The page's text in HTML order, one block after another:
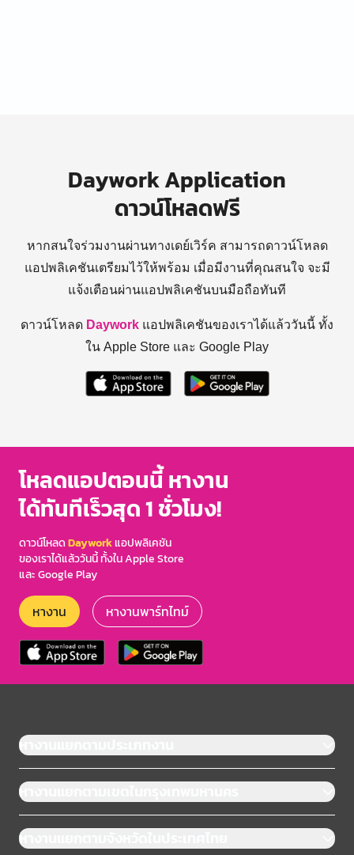
Daywork Application
ดาวน์โหลดฟรี
หากสนใจร่วมงานผ่านทางเดย์เวิร์ค สามารถดาวน์โหลด
แอปพลิเคชันเตรียมไว้ให้พร้อม เมื่อมีงานที่คุณสนใจ จะมี
แจ้งเตือนผ่านแอปพลิเคชันบนมือถือทันที
ดาวน์โหลด Daywork แอปพลิเคชันของเราได้แล้ววันนี้ ทั้ง
ใน Apple Store และ Google Play
โหลดแอปตอนนี้ หางาน
ได้ทันทีเร็วสุด 1 ชั่วโมง!
ดาวน์โหลดDayworkแอปพลิเคชัน
ของเราได้แล้ววันนี้ ทั้งใน Apple Store
และ Google Play
หางาน หางานพาร์ทไทม์
หางานแยกตามประเภทงาน
หางานแยกตามเขตในกรุงเทพมหานคร
หางานแยกตามจังหวัดในประเทศไทย